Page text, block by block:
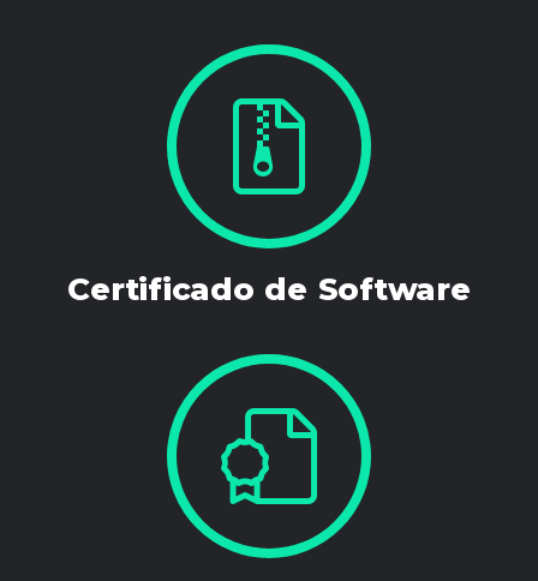
Certificado de Software